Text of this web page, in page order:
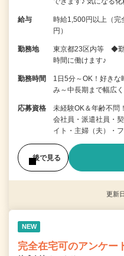
給与
時給1,500円以上（完
円）
勤務地
東京都23区内等 ◆勤
時間に働けます♪
勤務時間
1日5分～OK！好き
み～中長期まで幅広
応募資格
未経験OK＆年齢不問
会社員・派遣社員・
イト・主婦（夫）・
後で見る
更新
NEW
完全在宅可のアンケー